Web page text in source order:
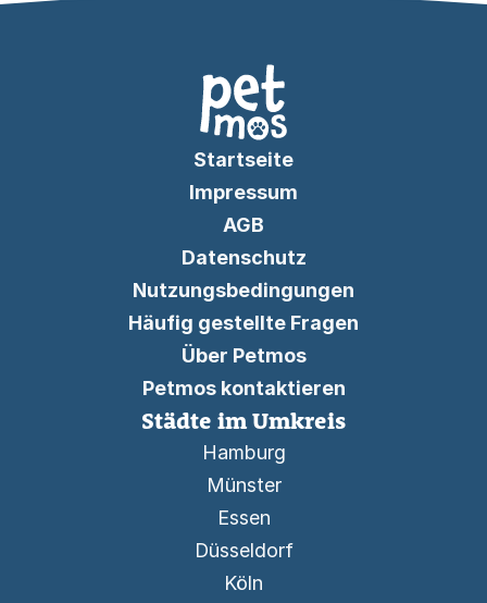
Startseite
Impressum
AGB
Datenschutz
Nutzungsbedingungen
Häufig gestellte Fragen
Über Petmos
Petmos kontaktieren
Städte im Umkreis
Hamburg
Münster
Essen
Düsseldorf
Köln